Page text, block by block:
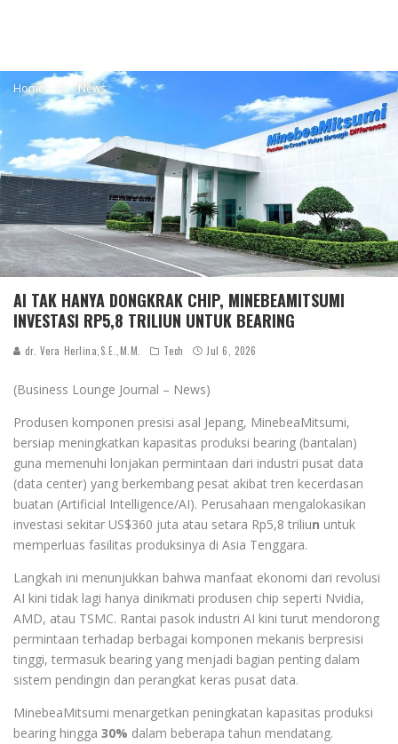
Home News
AI TAK HANYA DONGKRAK CHIP, MINEBEAMITSUMI
INVESTASI RP5,8 TRILIUN UNTUK BEARING
dr. Vera Herlina,S.E.,M.M. Tech Jul 6, 2026
(Business Lounge Journal – News)
Produsen komponen presisi asal Jepang, MinebeaMitsumi,
bersiap meningkatkan kapasitas produksi bearing (bantalan)
guna memenuhi lonjakan permintaan dari industri pusat data
(data center) yang berkembang pesat akibat tren kecerdasan
buatan (Artificial Intelligence/AI). Perusahaan mengalokasikan
investasi sekitar US$360 juta atau setara Rp5,8 triliun untuk
memperluas fasilitas produksinya di Asia Tenggara.
Langkah ini menunjukkan bahwa manfaat ekonomi dari revolusi
AI kini tidak lagi hanya dinikmati produsen chip seperti Nvidia,
AMD, atau TSMC. Rantai pasok industri AI kini turut mendorong
permintaan terhadap berbagai komponen mekanis berpresisi
tinggi, termasuk bearing yang menjadi bagian penting dalam
sistem pendingin dan perangkat keras pusat data.
MinebeaMitsumi menargetkan peningkatan kapasitas produksi
bearing hingga 30% dalam beberapa tahun mendatang.